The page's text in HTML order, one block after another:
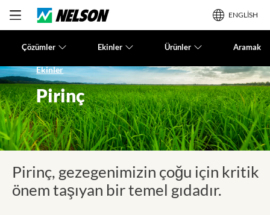
ENGLISH
Çözümler Ekinler Ürünler Aramak
Ekinler
Pirinç
Pirinç, gezegenimizin çoğu için kritik
önem taşıyan bir temel gıdadır.